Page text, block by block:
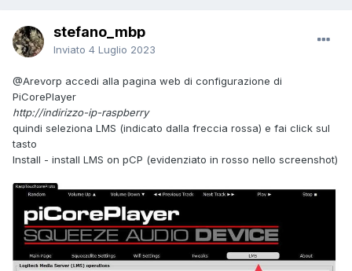
stefano_mbp
Inviato 4 Luglio 2023
@Arevorp accedi alla pagina web di configurazione di
PiCorePlayer
http://indirizzo-ip-raspberry
quindi seleziona LMS (indicato dalla freccia rossa) e fai click sul
tasto
Install - install LMS on pCP (evidenziato in rosso nello screenshot)